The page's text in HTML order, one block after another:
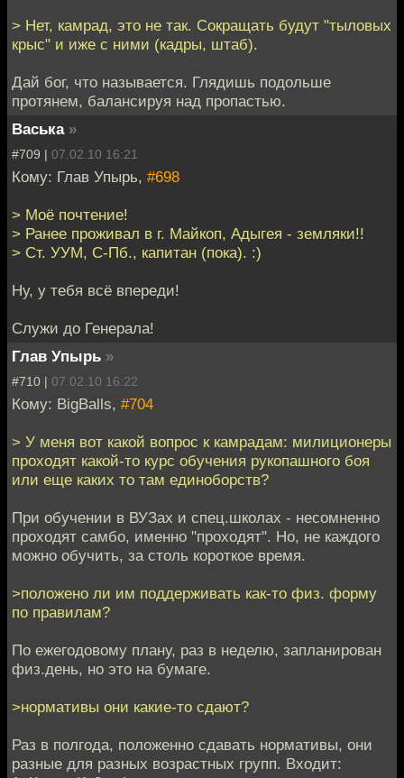
> Нет, камрад, это не так. Сокращать будут "тыловых
крыс" и иже с ними (кадры, штаб).
Дай бог, что называется. Глядишь подольше
протянем, балансируя над пропастью.
Васька »
#709 | 07.02.10 16:21
Кому: Глав Упырь, #698
> Моё почтение!
> Ранее проживал в г. Майкоп, Адыгея - земляки!!
> Ст. УУМ, С-Пб., капитан (пока). :)
Ну, у тебя всё впереди!
Служи до Генерала!
Глав Упырь »
#710 | 07.02.10 16:22
Кому: BigBalls, #704
> У меня вот какой вопрос к камрадам: милиционеры
проходят какой-то курс обучения рукопашного боя
или еще каких то там единоборств?
При обучении в ВУЗах и спец.школах - несомненно
проходят самбо, именно "проходят". Но, не каждого
можно обучить, за столь короткое время.
>положено ли им поддерживать как-то физ. форму
по правилам?
По ежегодовому плану, раз в неделю, запланирован
физ.день, но это на бумаге.
>нормативы они какие-то сдают?
Раз в полгода, положенно сдавать нормативы, они
разные для разных возрастных групп. Входит: